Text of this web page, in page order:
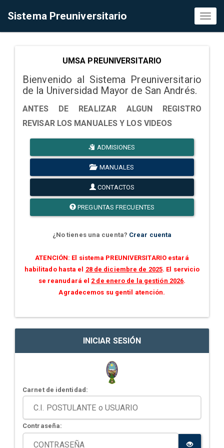
Sistema Preuniversitario
UMSA PREUNIVERSITARIO
Bienvenido al Sistema Preuniversitario
de la Universidad Mayor de San Andrés.
ANTES DE REALIZAR ALGUN REGISTRO
REVISAR LOS MANUALES Y LOS VIDEOS
ADMISIONES
MANUALES
CONTACTOS
PREGUNTAS FRECUENTES
¿No tienes una cuenta? Crear cuenta
ATENCIÓN: El sistema PREUNIVERSITARIO estará
habilitado hasta el 28 de diciembre de 2025. El servicio
se reanudará el 2 de enero de la gestión 2026.
Agradecemos su gentil atención.
INICIAR SESIÓN
Carnet de identidad:
Contraseña: